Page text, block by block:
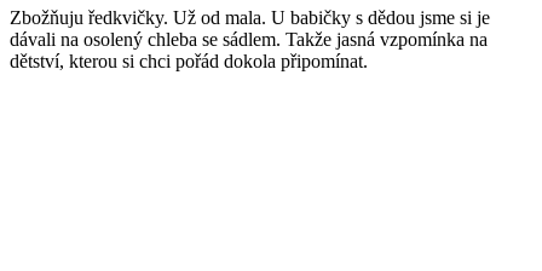
Zbožňuju ředkvičky. Už od mala. U babičky s dědou jsme si je
dávali na osolený chleba se sádlem. Takže jasná vzpomínka na
dětství, kterou si chci pořád dokola připomínat.